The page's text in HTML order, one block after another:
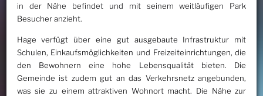
in der Nähe befindet und mit seinem weitläufigen Park
Besucher anzieht.
Hage verfügt über eine gut ausgebaute Infrastruktur mit
Schulen, Einkaufsmöglichkeiten und Freizeiteinrichtungen, die
den Bewohnern eine hohe Lebensqualität bieten. Die
Gemeinde ist zudem gut an das Verkehrsnetz angebunden,
was sie zu einem attraktiven Wohnort macht. Die Nähe zur